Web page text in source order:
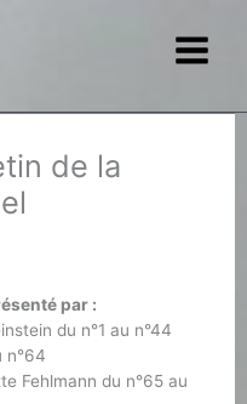
de la
par :
du n°1 au n°44
n°64
Fehlmann du n°65 au